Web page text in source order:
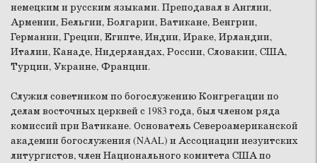
немецким и русским языками. Преподавал в Англии,
Армении, Бельгии, Болгарии, Ватикане, Венгрии,
Германии, Греции, Египте, Индии, Ираке, Ирландии,
Италии, Канаде, Нидерландах, России, Словакии, США,
Турции, Украине, Франции.
Служил советником по богослужению Конгрегации по
делам восточных церквей с 1983 года, был членом ряда
комиссий при Ватикане. Основатель Североамериканской
академии богослужения (NAAL) и Ассоциации иезуитских
литургистов, член Национального комитета США по